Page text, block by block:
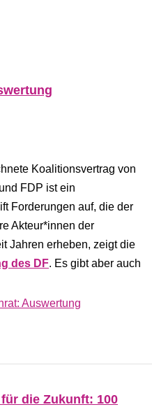
Koalitionsvertrag von
FDP ist ein
Forderungen auf, die der
Akteur*innen der
Jahren erheben, zeigt die
des DF. Es gibt aber auch
Auswertung
die Zukunft: 100